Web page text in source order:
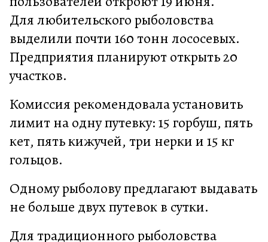
Для любительского рыболовства
выделили почти 160 тонн лососевых.
Предприятия планируют открыть 20
участков.
Комиссия рекомендовала установить
лимит на одну путевку: 15 горбуш, пять
кет, пять кижучей, три нерки и 15 кг
гольцов.
Одному рыболову предлагают выдавать
не больше двух путевок в сутки.
Для традиционного рыболовства